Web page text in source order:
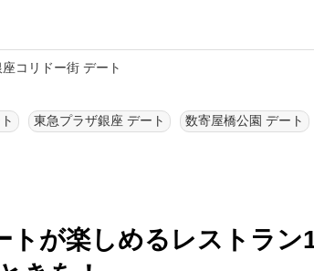
座コリドー街 デート
東急プラザ銀座 デート 数寄屋橋公園 デート
トが楽しめるレストラン